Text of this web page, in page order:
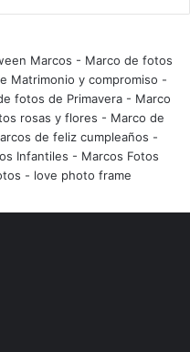
Marcos - Marco de fotos
Matrimonio y compromiso -
fotos de Primavera- Marco
rosas y flores - Marco de
de feliz cumpleaños -
Infantiles - Marcos Fotos
- love photo frame